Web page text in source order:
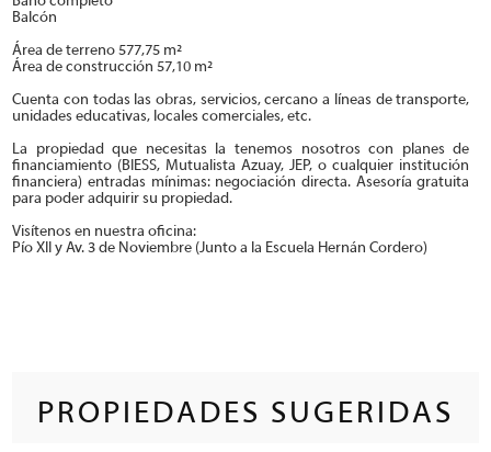
Balcón
Área de terreno 577,75 m²
Área de construcción 57,10 m²
Cuenta con todas las obras, servicios, cercano a líneas de transporte,
unidades educativas, locales comerciales, etc.
La propiedad que necesitas la tenemos nosotros con planes de
financiamiento (BIESS, Mutualista Azuay, JEP, o cualquier institución
financiera) entradas mínimas: negociación directa. Asesoría gratuita
para poder adquirir su propiedad.
Visítenos en nuestra oficina:
Pío XII y Av. 3 de Noviembre (Junto a la Escuela Hernán Cordero)
PROPIEDADES SUGERIDAS